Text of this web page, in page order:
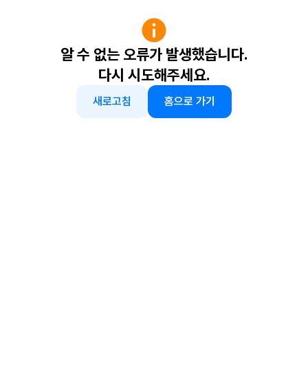
알 수 없는 오류가 발생했습니다.
다시 시도해주세요.
새로고침 홈으로 가기